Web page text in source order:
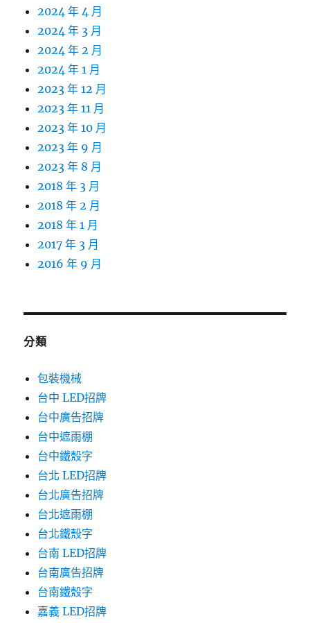
2024 年 4 月
2024 年 3 月
2024 年 2 月
2024 年 1 月
2023 年 12 月
2023 年 11 月
2023 年 10 月
2023 年 9 月
2023 年 8 月
2018 年 3 月
2018 年 2 月
2018 年 1 月
2017 年 3 月
2016 年 9 月
分類
包裝機械
台中 LED招牌
台中廣告招牌
台中遮雨棚
台中鐵殼字
台北 LED招牌
台北廣告招牌
台北遮雨棚
台北鐵殼字
台南 LED招牌
台南廣告招牌
台南鐵殼字
嘉義 LED招牌